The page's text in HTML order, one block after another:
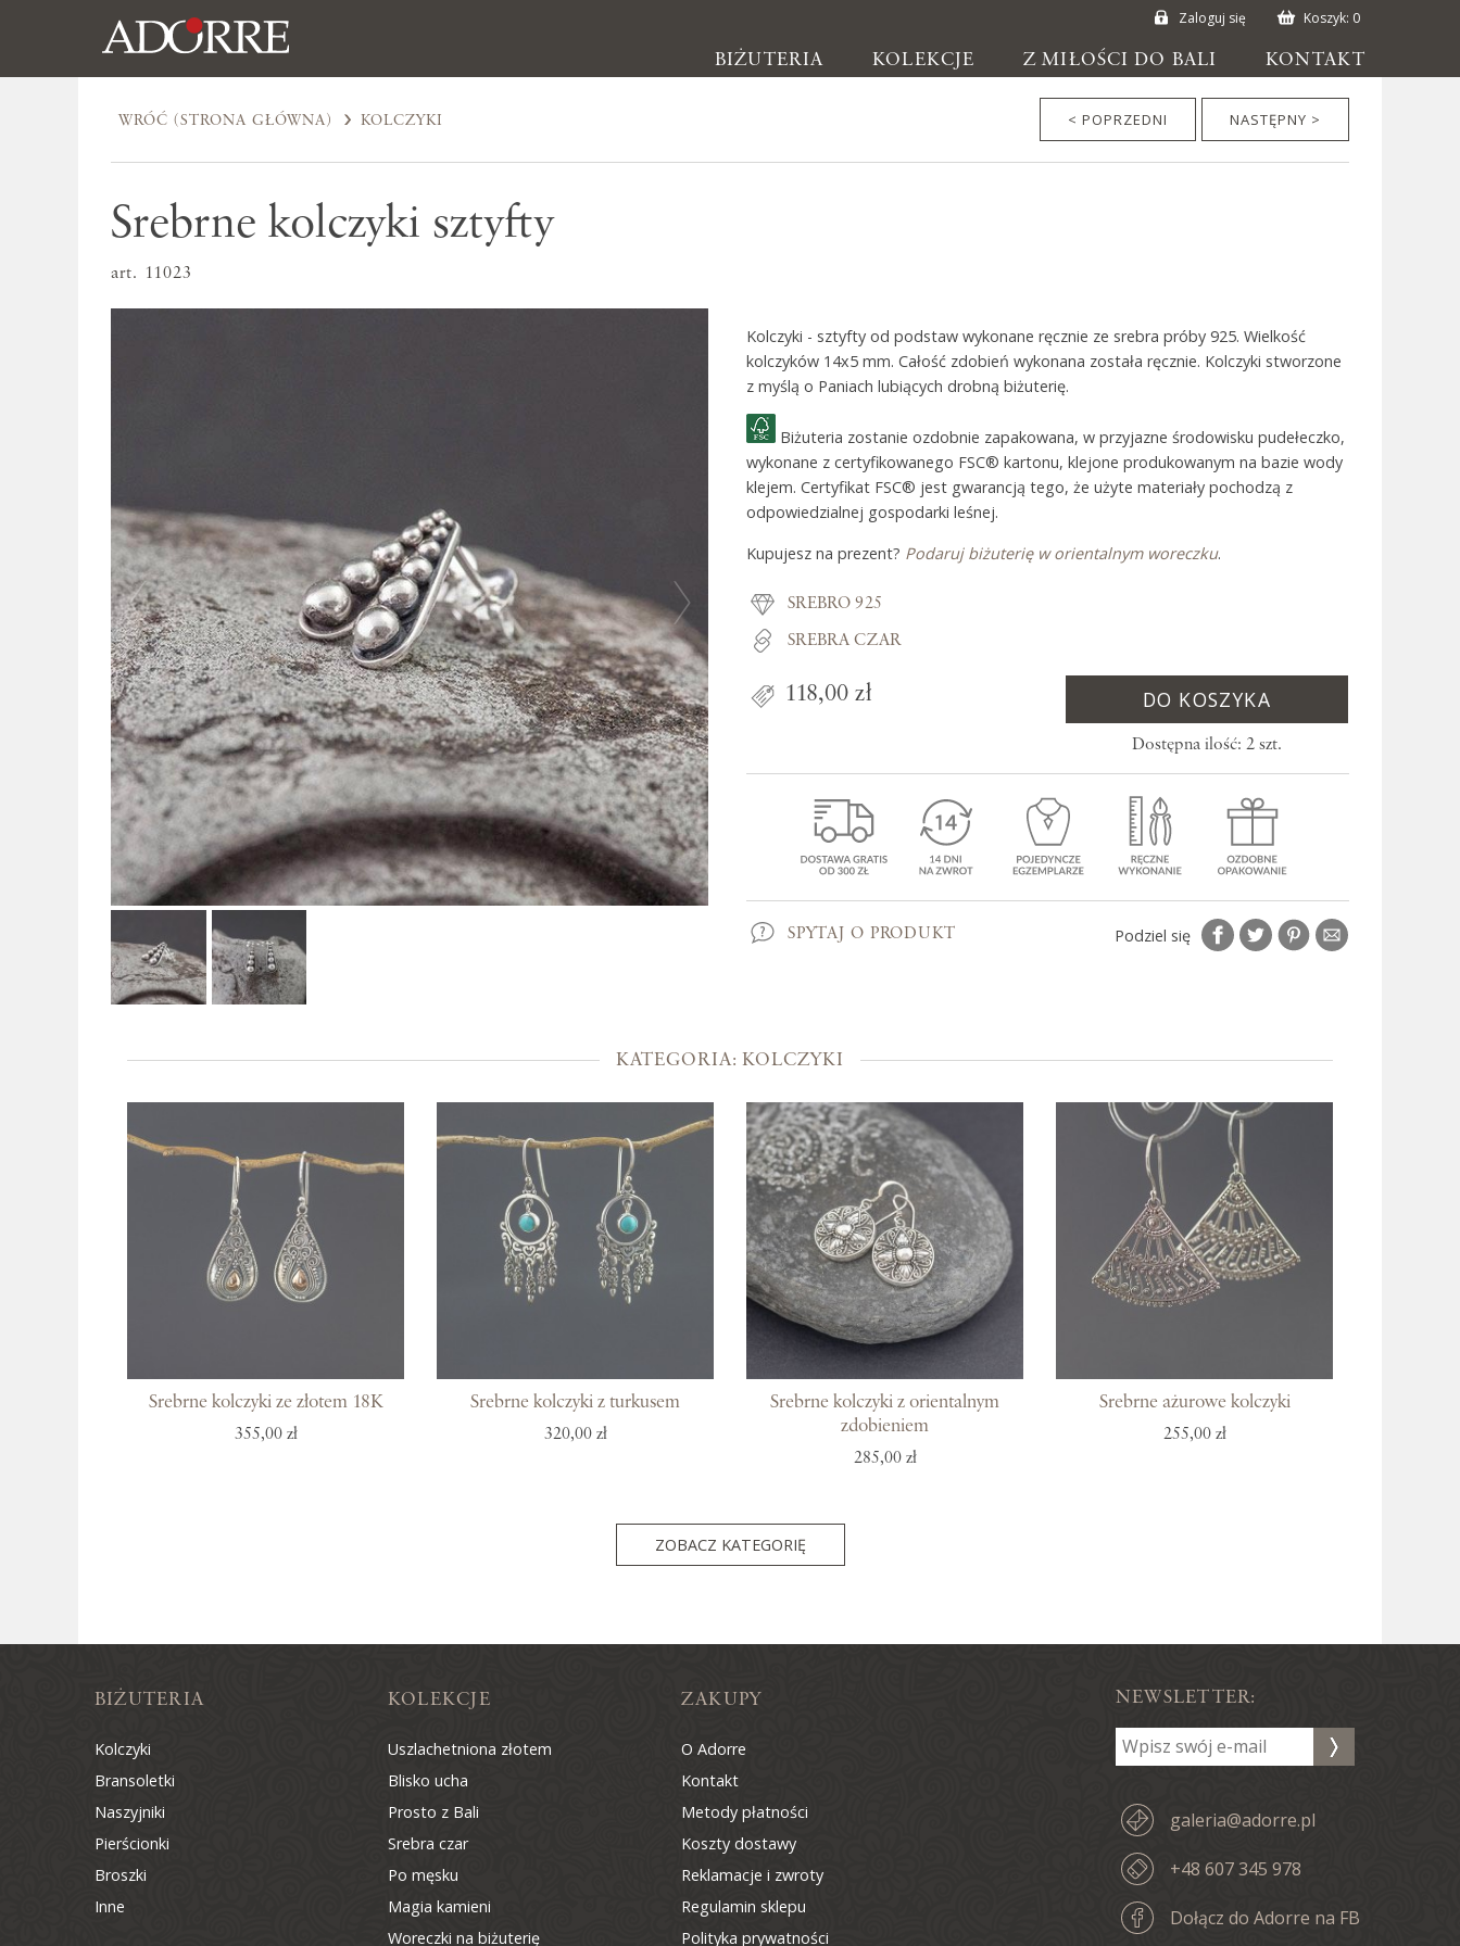
Zaloguj się Koszyk: 0
BIŻUTERIA KOLEKCJE Z MIŁOŚCI DO BALI KONTAKT
Biżuteria
Pierścionki
Broszki
Inne
Z miłości do Bali
O Adorre
Prosto z Bali
Uszlachetniona złotem
Srebra czar
Magia kamieni
Po męsku
Woreczki na biżuterię
Bony podarunkowe
WRÓĆ (STRONA GŁÓWNA) KOLCZYKI < POPRZEDNI NASTĘPNY >
Srebrne kolczyki sztyfty
art. 11023
Kolczyki - sztyfty od podstaw wykonane ręcznie ze srebra próby 925. Wielkość
kolczyków 14x5 mm. Całość zdobień wykonana została ręcznie. Kolczyki stworzone
z myślą o Paniach lubiących drobną biżuterię.
Biżuteria zostanie ozdobnie zapakowana, w przyjazne środowisku pudełeczko,
wykonane z certyfikowanego FSC® kartonu, klejone produkowanym na bazie wody
klejem. Certyfikat FSC® jest gwarancją tego, że użyte materiały pochodzą z
odpowiedzialnej gospodarki leśnej.
Kupujesz na prezent? Podaruj biżuterię w orientalnym woreczku.
SREBRO 925
SREBRA CZAR
118,00 zł DO KOSZYKA
Dostępna ilość: 2 szt.
SPYTAJ O PRODUKT Podziel się
KATEGORIA: KOLCZYKI
Srebrne kolczyki ze złotem 18K
355,00 zł
Srebrne kolczyki z turkusem
320,00 zł
Srebrne kolczyki z orientalnym
zdobieniem
285,00 zł
Srebrne ażurowe kolczyki
255,00 zł
ZOBACZ KATEGORIĘ
NEWSLETTER:
galeria@adorre.pl
+48 607 345 978
Dołącz do Adorre na FB
BIŻUTERIA
Kolczyki
Bransoletki
Naszyjniki
Pierścionki
Broszki
Inne
KOLEKCJE
Uszlachetniona złotem
Blisko ucha
Prosto z Bali
Srebra czar
Po męsku
Magia kamieni
Woreczki na biżuterię
ZAKUPY
O Adorre
Kontakt
Metody płatności
Koszty dostawy
Reklamacje i zwroty
Regulamin sklepu
Polityka prywatności